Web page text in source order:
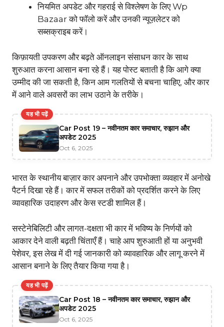
नियमित अपडेट और गहराई से विश्लेषण के लिए Wp
Bazaar को फॉलो करें और उनकी न्यूज़लेटर को
सब्सक्राइब करें।
किफ़ायती उपकरण और बढ़ते ऑनलाइन संसाधन कार के साथ
शुरुआत करना आसान बना रहे हैं। यह पोस्ट बताती है कि आगे क्या
उम्मीद की जा सकती है, किन आम गलतियों से बचना चाहिए, और कार
में आने वाले अवसरों का लाभ उठाने के तरीके।
यह भी पढ़ें
Car Post 19 – नवीनतम कार समाचार, रुझान और
अपडेट 2025
Oct 6, 2025
भारत के स्थानीय बाज़ार कार अपनाने और उपभोक्ता व्यवहार में अनोखे
पैटर्न दिखा रहे हैं। कार में सफल तरीकों को प्रदर्शित करने के लिए
व्यावहारिक उदाहरण और केस स्टडी शामिल हैं।
सस्टेनेबिलिटी और लागत-दक्षता भी कार में भविष्य के निर्णयों को
आकार देने वाली बढ़ती चिंताएँ हैं। चाहे आप शुरुआती हों या अनुभवी
पेशेवर, इस लेख में दी गई जानकारी को व्यावहारिक और लागू करने में
आसान बनाने के लिए तैयार किया गया है।
यह भी पढ़ें
Car Post 18 – नवीनतम कार समाचार, रुझान और
अपडेट 2025
Oct 6, 2025